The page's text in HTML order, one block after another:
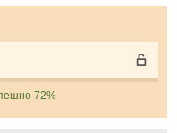
72%